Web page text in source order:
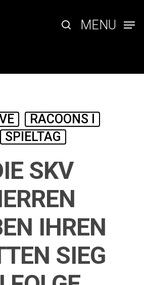
search
MENU
RACOONS I
SPIELTAG
SKV
IHREN
SIEG